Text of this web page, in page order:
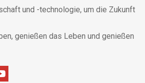
und -technologie, um die Zukunft
genießen das Leben und genießen